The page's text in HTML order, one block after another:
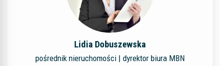
Lidia Dobuszewska
pośrednik nieruchomości | dyrektor biura MBN